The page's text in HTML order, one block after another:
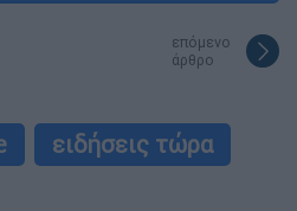
επόμενο
άρθρο
ειδήσεις τώρα